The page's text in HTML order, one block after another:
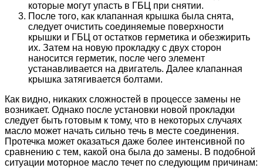
которые могут упасть в ГБЦ при снятии.
После того, как клапанная крышка была снята,
следует очистить соединяемые поверхности
крышки и ГБЦ от остатков герметика и обезжирить
их. Затем на новую прокладку с двух сторон
наносится герметик, после чего элемент
устанавливается на двигатель. Далее клапанная
крышка затягивается болтами.
Как видно, никаких сложностей в процессе замены не
возникает. Однако после установки новой прокладки
следует быть готовым к тому, что в некоторых случаях
масло может начать сильно течь в месте соединения.
Протечка может оказаться даже более интенсивной по
сравнению с тем, какой она была до замены. В подобной
ситуации моторное масло течет по следующим причинам: